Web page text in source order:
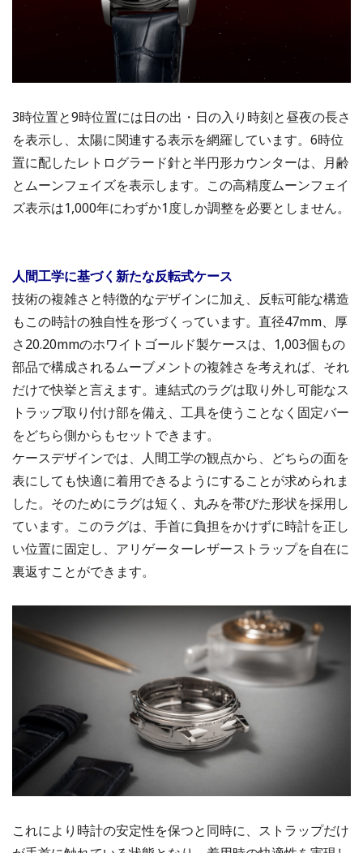
3時位置と9時位置には日の出・日の入り時刻と昼夜の長さ
を表示し、太陽に関連する表示を網羅しています。6時位
置に配したレトログラード針と半円形カウンターは、月齢
とムーンフェイズを表示します。この高精度ムーンフェイ
ズ表示は1,000年にわずか1度しか調整を必要としません。
人間工学に基づく新たな反転式ケース
技術の複雑さと特徴的なデザインに加え、反転可能な構造
もこの時計の独自性を形づくっています。直径47mm、厚
さ20.20mmのホワイトゴールド製ケースは、1,003個もの
部品で構成されるムーブメントの複雑さを考えれば、それ
だけで快挙と言えます。連結式のラグは取り外し可能なス
トラップ取り付け部を備え、工具を使うことなく固定バー
をどちら側からもセットできます。
ケースデザインでは、人間工学の観点から、どちらの面を
表にしても快適に着用できるようにすることが求められま
した。そのためにラグは短く、丸みを帯びた形状を採用し
ています。このラグは、手首に負担をかけずに時計を正し
い位置に固定し、アリゲーターレザーストラップを自在に
裏返すことができます。
これにより時計の安定性を保つと同時に、ストラップだけ